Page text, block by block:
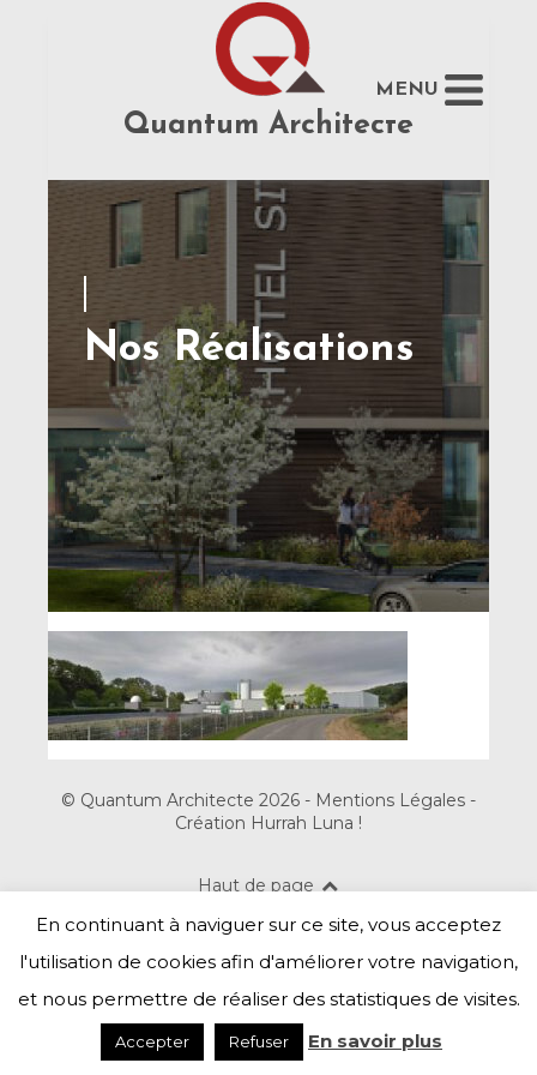
Quantum Architecte
Nos Réalisations
© Quantum Architecte 2026 - Mentions Légales -
Création Hurrah Luna !
Haut de page
En continuant à naviguer sur ce site, vous acceptez
l'utilisation de cookies afin d'améliorer votre navigation,
et nous permettre de réaliser des statistiques de visites.
Accepter Refuser En savoir plus
MENU